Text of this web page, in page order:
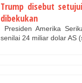
Trump disebut
dibekukan
Presiden Amerika
senilai 24 miliar dolar AS